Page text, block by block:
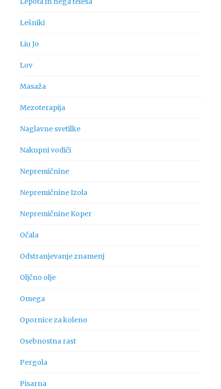
Lešniki
Liu Jo
Lov
Masaža
Mezoterapija
Naglavne svetilke
Nakupni vodiči
Nepremičnine
Nepremičnine Izola
Nepremičnine Koper
Očala
Odstranjevanje znamenj
Oljčno olje
Omega
Opornice za koleno
Osebnostna rast
Pergola
Pisarna